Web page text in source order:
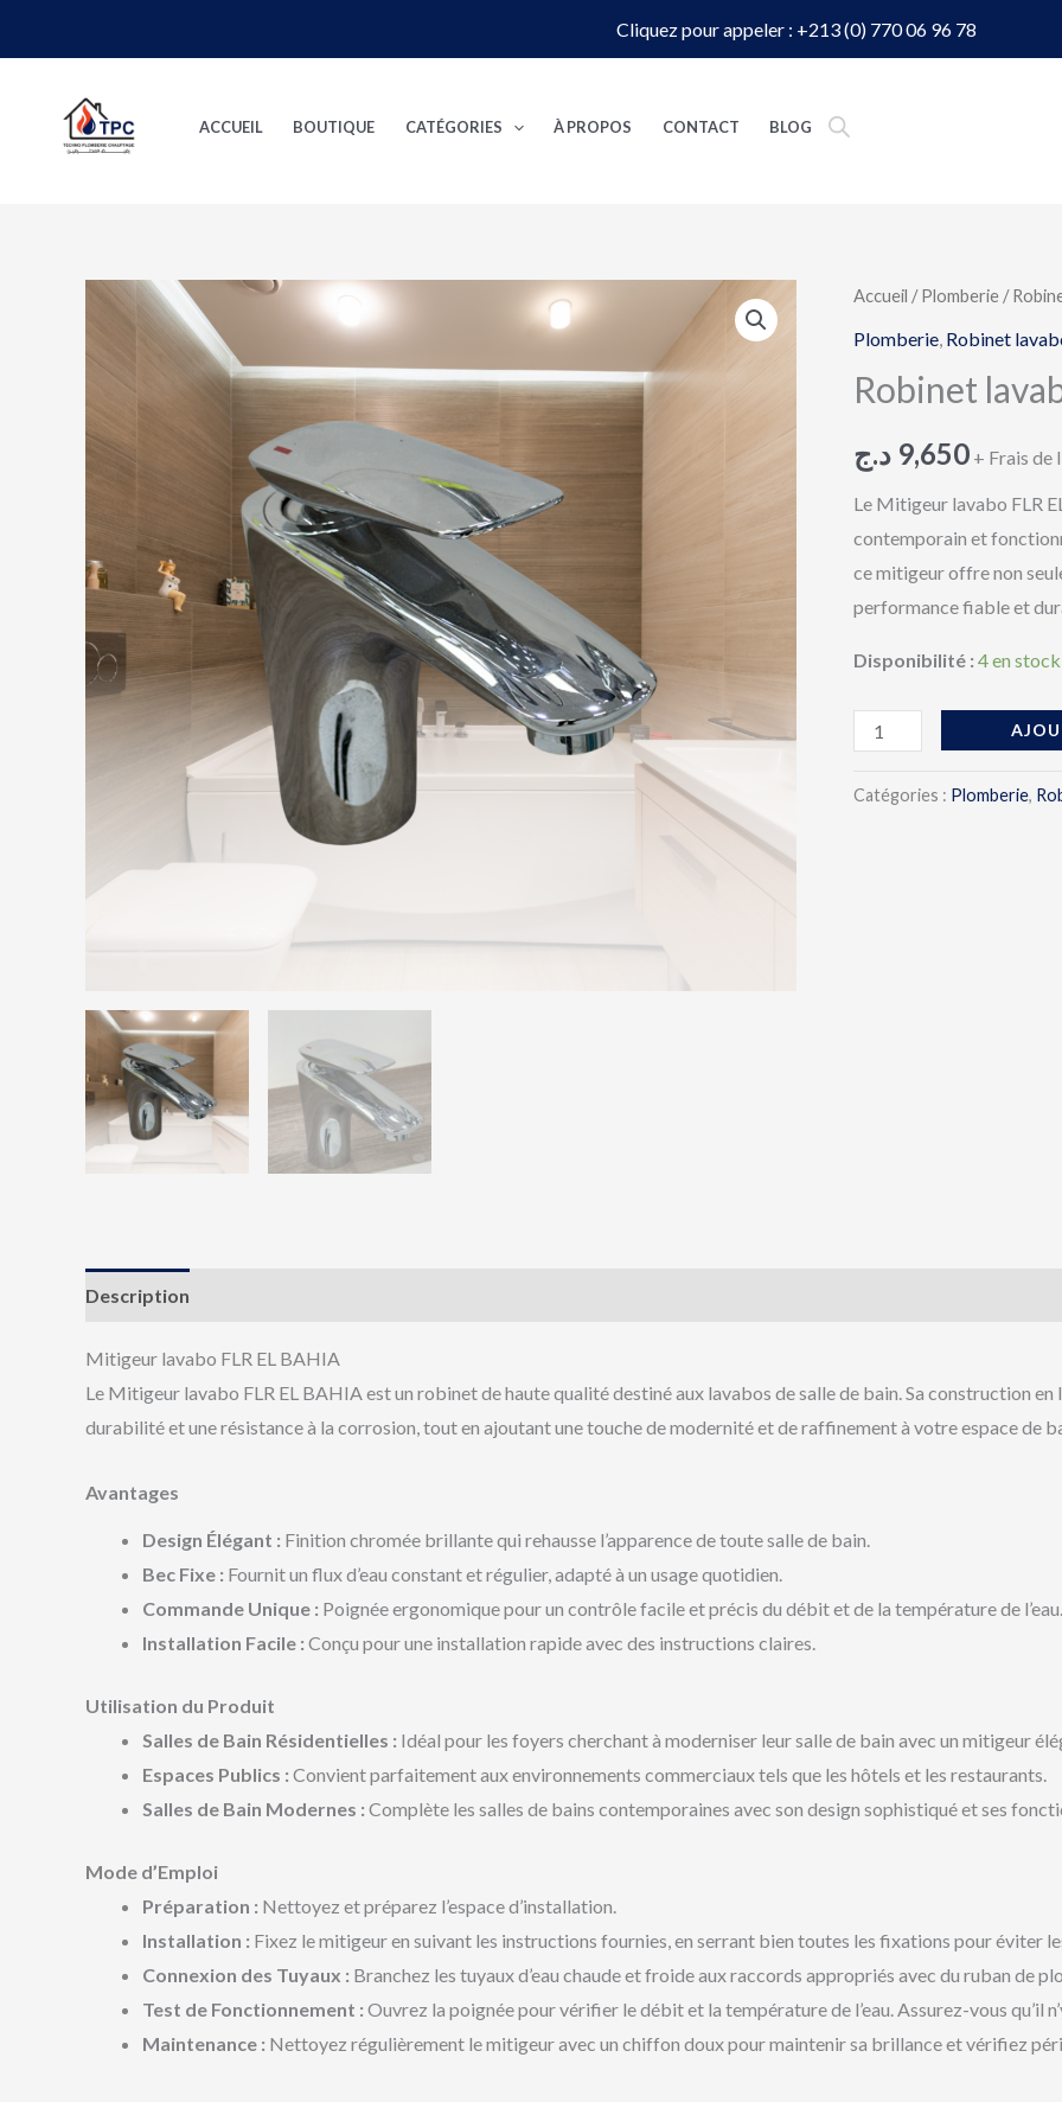
Cliquez pour appeler : +213 (0) 770 06 96 78
ACCUEIL BOUTIQUE CATÉGORIES À PROPOS CONTACT BLOG
Accueil /Plomberie /
Plomberie Robinet
Robinet
9,650 د.ج + Frais de
Le Mitigeur lavabo FLR
contemporain et
ce mitigeur offre non
performance fiable et
Disponibilité : 4 en stock
quantité
de
lavabo
|
EL
BAHIA
Catégories : Plomberie,
Description
Mitigeur lavabo FLR EL BAHIA
Le Mitigeur lavabo FLR EL BAHIA est un robinet de haute qualité destiné aux lavabos de salle de bain. Sa construction
durabilité et une résistance à la corrosion, tout en ajoutant une touche de modernité et de raffinement à votre espace de
Avantages
Design Élégant : Finition chromée brillante qui rehausse l’apparence de toute salle de bain.
Bec Fixe : Fournit un flux d’eau constant et régulier, adapté à un usage quotidien.
Commande Unique : Poignée ergonomique pour un contrôle facile et précis du débit et de la température de l’eau.
Installation Facile : Conçu pour une installation rapide avec des instructions claires.
Utilisation du Produit
Salles de Bain Résidentielles : Idéal pour les foyers cherchant à moderniser leur salle de bain avec un mitigeur
Espaces Publics : Convient parfaitement aux environnements commerciaux tels que les hôtels et les restaurants.
Salles de Bain Modernes : Complète les salles de bains contemporaines avec son design sophistiqué et ses
Mode d’Emploi
Préparation : Nettoyez et préparez l’espace d’installation.
Installation : Fixez le mitigeur en suivant les instructions fournies, en serrant bien toutes les fixations pour éviter
Connexion des Tuyaux : Branchez les tuyaux d’eau chaude et froide aux raccords appropriés avec du ruban de
Test de Fonctionnement : Ouvrez la poignée pour vérifier le débit et la température de l’eau. Assurez-vous qu’il
Maintenance : Nettoyez régulièrement le mitigeur avec un chiffon doux pour maintenir sa brillance et vérifiez